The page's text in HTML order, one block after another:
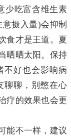
少吃富含维生素
摄入量)会抑制
食才是王道。夏
晒晒太阳。保持
不好也会影响病
聊聊，别憋在心
疗的效果也会更
能不一样，建议